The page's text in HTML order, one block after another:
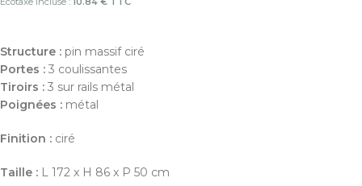
Structure : pin massif ciré
Portes : 3 coulissantes
Tiroirs : 3 sur rails métal
Poignées : métal
Finition : ciré
Taille : L 172 x H 86 x P 50 cm